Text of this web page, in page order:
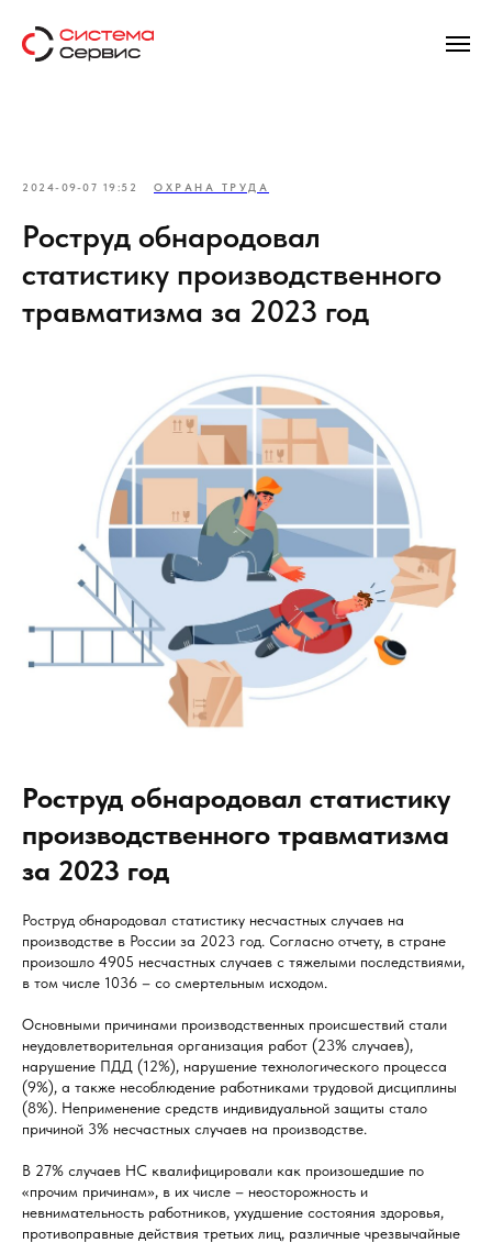
2024-09-07 19:52 ОХРАНА ТРУДА
Роструд обнародовал
статистику производственного
травматизма за 2023 год
Роструд обнародовал статистику
производственного травматизма
за 2023 год
Роструд обнародовал статистику несчастных случаев на
производстве в России за 2023 год. Согласно отчету, в стране
произошло 4905 несчастных случаев с тяжелыми последствиями,
в том числе 1036 – со смертельным исходом.
Основными причинами производственных происшествий стали
неудовлетворительная организация работ (23% случаев),
нарушение ПДД (12%), нарушение технологического процесса
(9%), а также несоблюдение работниками трудовой дисциплины
(8%). Неприменение средств индивидуальной защиты стало
причиной 3% несчастных случаев на производстве.
В 27% случаев НС квалифицировали как произошедшие по
«прочим причинам», в их числе – неосторожность и
невнимательность работников, ухудшение состояния здоровья,
противоправные действия третьих лиц, различные чрезвычайные